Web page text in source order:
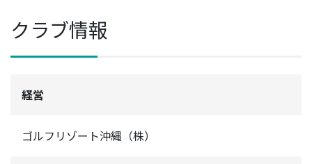
クラブ情報
経営
ゴルフリゾート沖縄（株）